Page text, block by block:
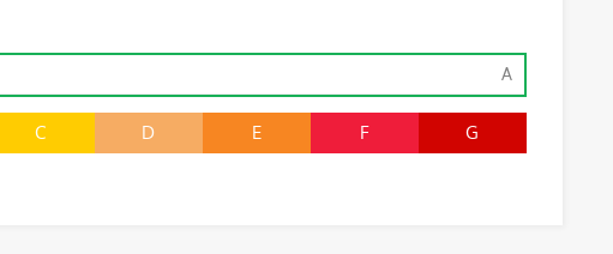
A
C D E F G